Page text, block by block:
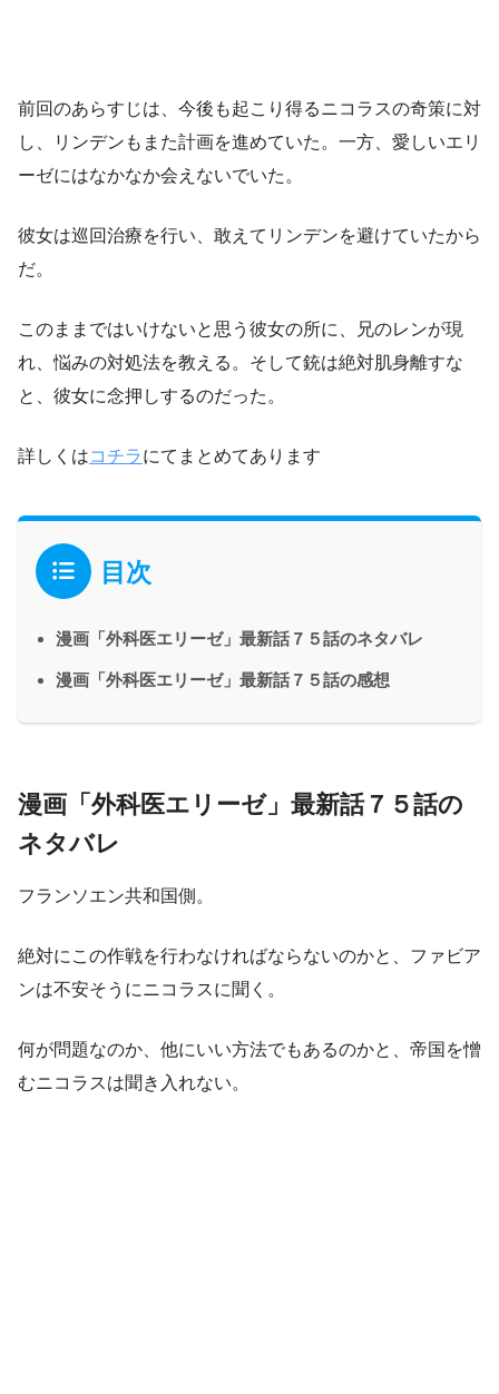
前回のあらすじは、今後も起こり得るニコラスの奇策に対
し、リンデンもまた計画を進めていた。一方、愛しいエリ
ーゼにはなかなか会えないでいた。
彼女は巡回治療を行い、敢えてリンデンを避けていたから
だ。
このままではいけないと思う彼女の所に、兄のレンが現
れ、悩みの対処法を教える。そして銃は絶対肌身離すな
と、彼女に念押しするのだった。
詳しくはコチラにてまとめてあります
目次
漫画「外科医エリーゼ」最新話７５話のネタバレ
漫画「外科医エリーゼ」最新話７５話の感想
漫画「外科医エリーゼ」最新話７５話の
ネタバレ
フランソエン共和国側。
絶対にこの作戦を行わなければならないのかと、ファビア
ンは不安そうにニコラスに聞く。
何が問題なのか、他にいい方法でもあるのかと、帝国を憎
むニコラスは聞き入れない。